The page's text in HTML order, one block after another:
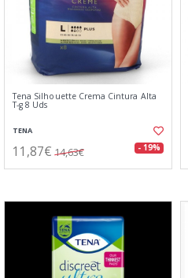
Tena Silhouette Crema Cintura Alta
T-g 8 Uds
TENA
11,87€ 14,63€ - 19%